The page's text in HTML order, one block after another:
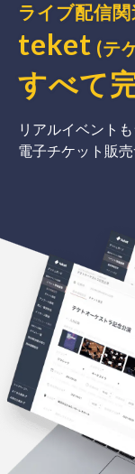
ライブ配信関
teket (テ
すべて
リアルイベント
電子チケット販